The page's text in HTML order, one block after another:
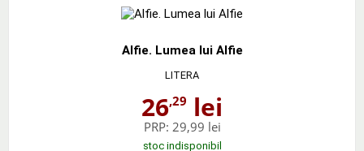
Alfie. Lumea lui Alfie
LITERA
26,29 lei
PRP: 29,99 lei
stoc indisponibil